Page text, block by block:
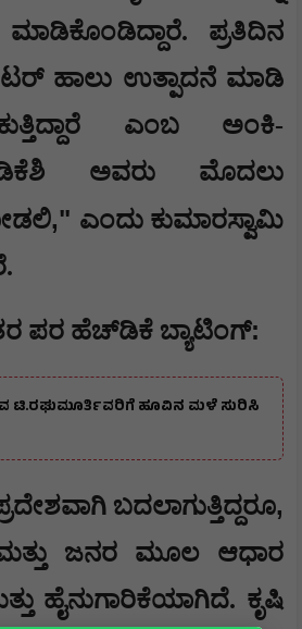
ಪ್ರತಿದಿನ
ಹಾಲು ಉತ್ಪಾದನೆ ಮಾಡಿ
ಎಂಬ ಅಂಕಿ-
ಡಿಕೆಶಿ ಅವರು ಮೊದಲು
," ಎಂದು ಕುಮಾರಸ್ವಾಮಿ
ಪರ ಹೆಚ್‌ಡಿಕೆ ಬ್ಯಾಟಿಂಗ್:
ಟಿ.ರಘುಮೂರ್ತಿವರಿಗೆ ಹೂವಿನ ಮಳೆ ಸುರಿಸಿ
ಬದಲಾಗುತ್ತಿದ್ದರೂ,
ಜನರ ಮೂಲ ಆಧಾರ
ಹೈನುಗಾರಿಕೆಯಾಗಿದೆ. ಕೃಷಿ